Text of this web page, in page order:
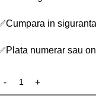
Cumpara in
Plata numerar sau